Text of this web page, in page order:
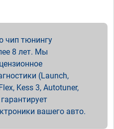
чип тюнингу
8 лет. Мы
(Launch,
Kess 3, Autotuner,
вашего авто.